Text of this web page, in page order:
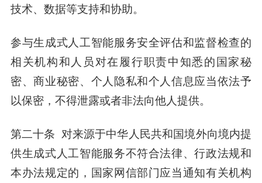
技术、数据等支持和协助。
参与生成式人工智能服务安全评估和监督检查的
相关机构和人员对在履行职责中知悉的国家秘
密、商业秘密、个人隐私和个人信息应当依法予
以保密，不得泄露或者非法向他人提供。
第二十条 对来源于中华人民共和国境外向境内提
供生成式人工智能服务不符合法律、行政法规和
本办法规定的，国家网信部门应当通知有关机构